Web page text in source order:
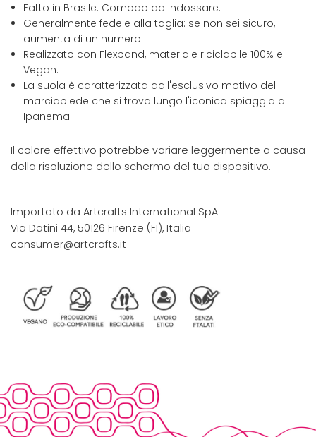
Fatto in Brasile. Comodo da indossare.
Generalmente fedele alla taglia: se non sei sicuro,
aumenta di un numero.
Realizzato con Flexpand, materiale riciclabile 100% e
Vegan.
La suola è caratterizzata dall'esclusivo motivo del
marciapiede che si trova lungo l'iconica spiaggia di
Ipanema.
Il colore effettivo potrebbe variare leggermente a causa
della risoluzione dello schermo del tuo dispositivo.
Importato da Artcrafts International SpA
Via Datini 44, 50126 Firenze (FI), Italia
consumer@artcrafts.it